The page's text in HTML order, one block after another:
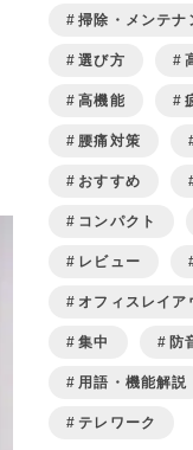
掃除・メンテナ
選び方
高機能
腰痛対策
おすすめ
コンパクト
レビュー
オフィスレイア
集中 防
用語・機能解説
テレワーク